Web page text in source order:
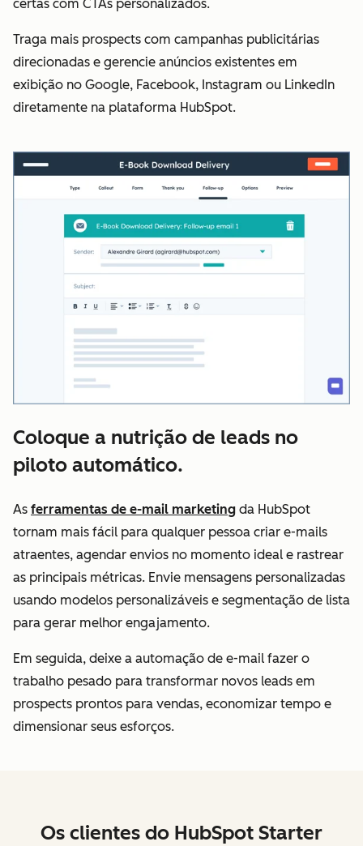
certas com CTAs personalizados.
Traga mais prospects com campanhas publicitárias
direcionadas e gerencie anúncios existentes em
exibição no Google, Facebook, Instagram ou LinkedIn
diretamente na plataforma HubSpot.
Coloque a nutrição de leads no
piloto automático.
As ferramentas de e-mail marketing da HubSpot
tornam mais fácil para qualquer pessoa criar e-mails
atraentes, agendar envios no momento ideal e rastrear
as principais métricas. Envie mensagens personalizadas
usando modelos personalizáveis e segmentação de lista
para gerar melhor engajamento.
Em seguida, deixe a automação de e-mail fazer o
trabalho pesado para transformar novos leads em
prospects prontos para vendas, economizar tempo e
dimensionar seus esforços.
Os clientes do HubSpot Starter